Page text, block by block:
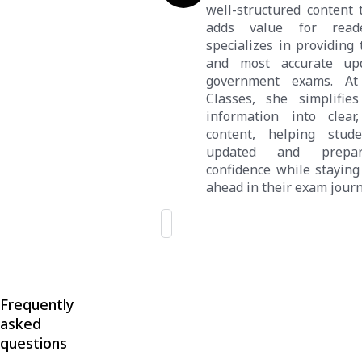
well-structured content
adds value for
specializes in providing
and most accurate
government exams.
Classes, she
information into
content, helping
updated and
confidence while
ahead in their exam
Frequently
asked
questions